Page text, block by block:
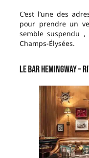
C’est l’une des
pour prendre un
semble suspendu
Champs-Élysées.
Le Bar Hemingway –